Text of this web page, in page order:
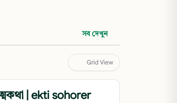
Sem-1 পাঠ্যবই
সব দেখুন
Grid View
| ekti sohorer